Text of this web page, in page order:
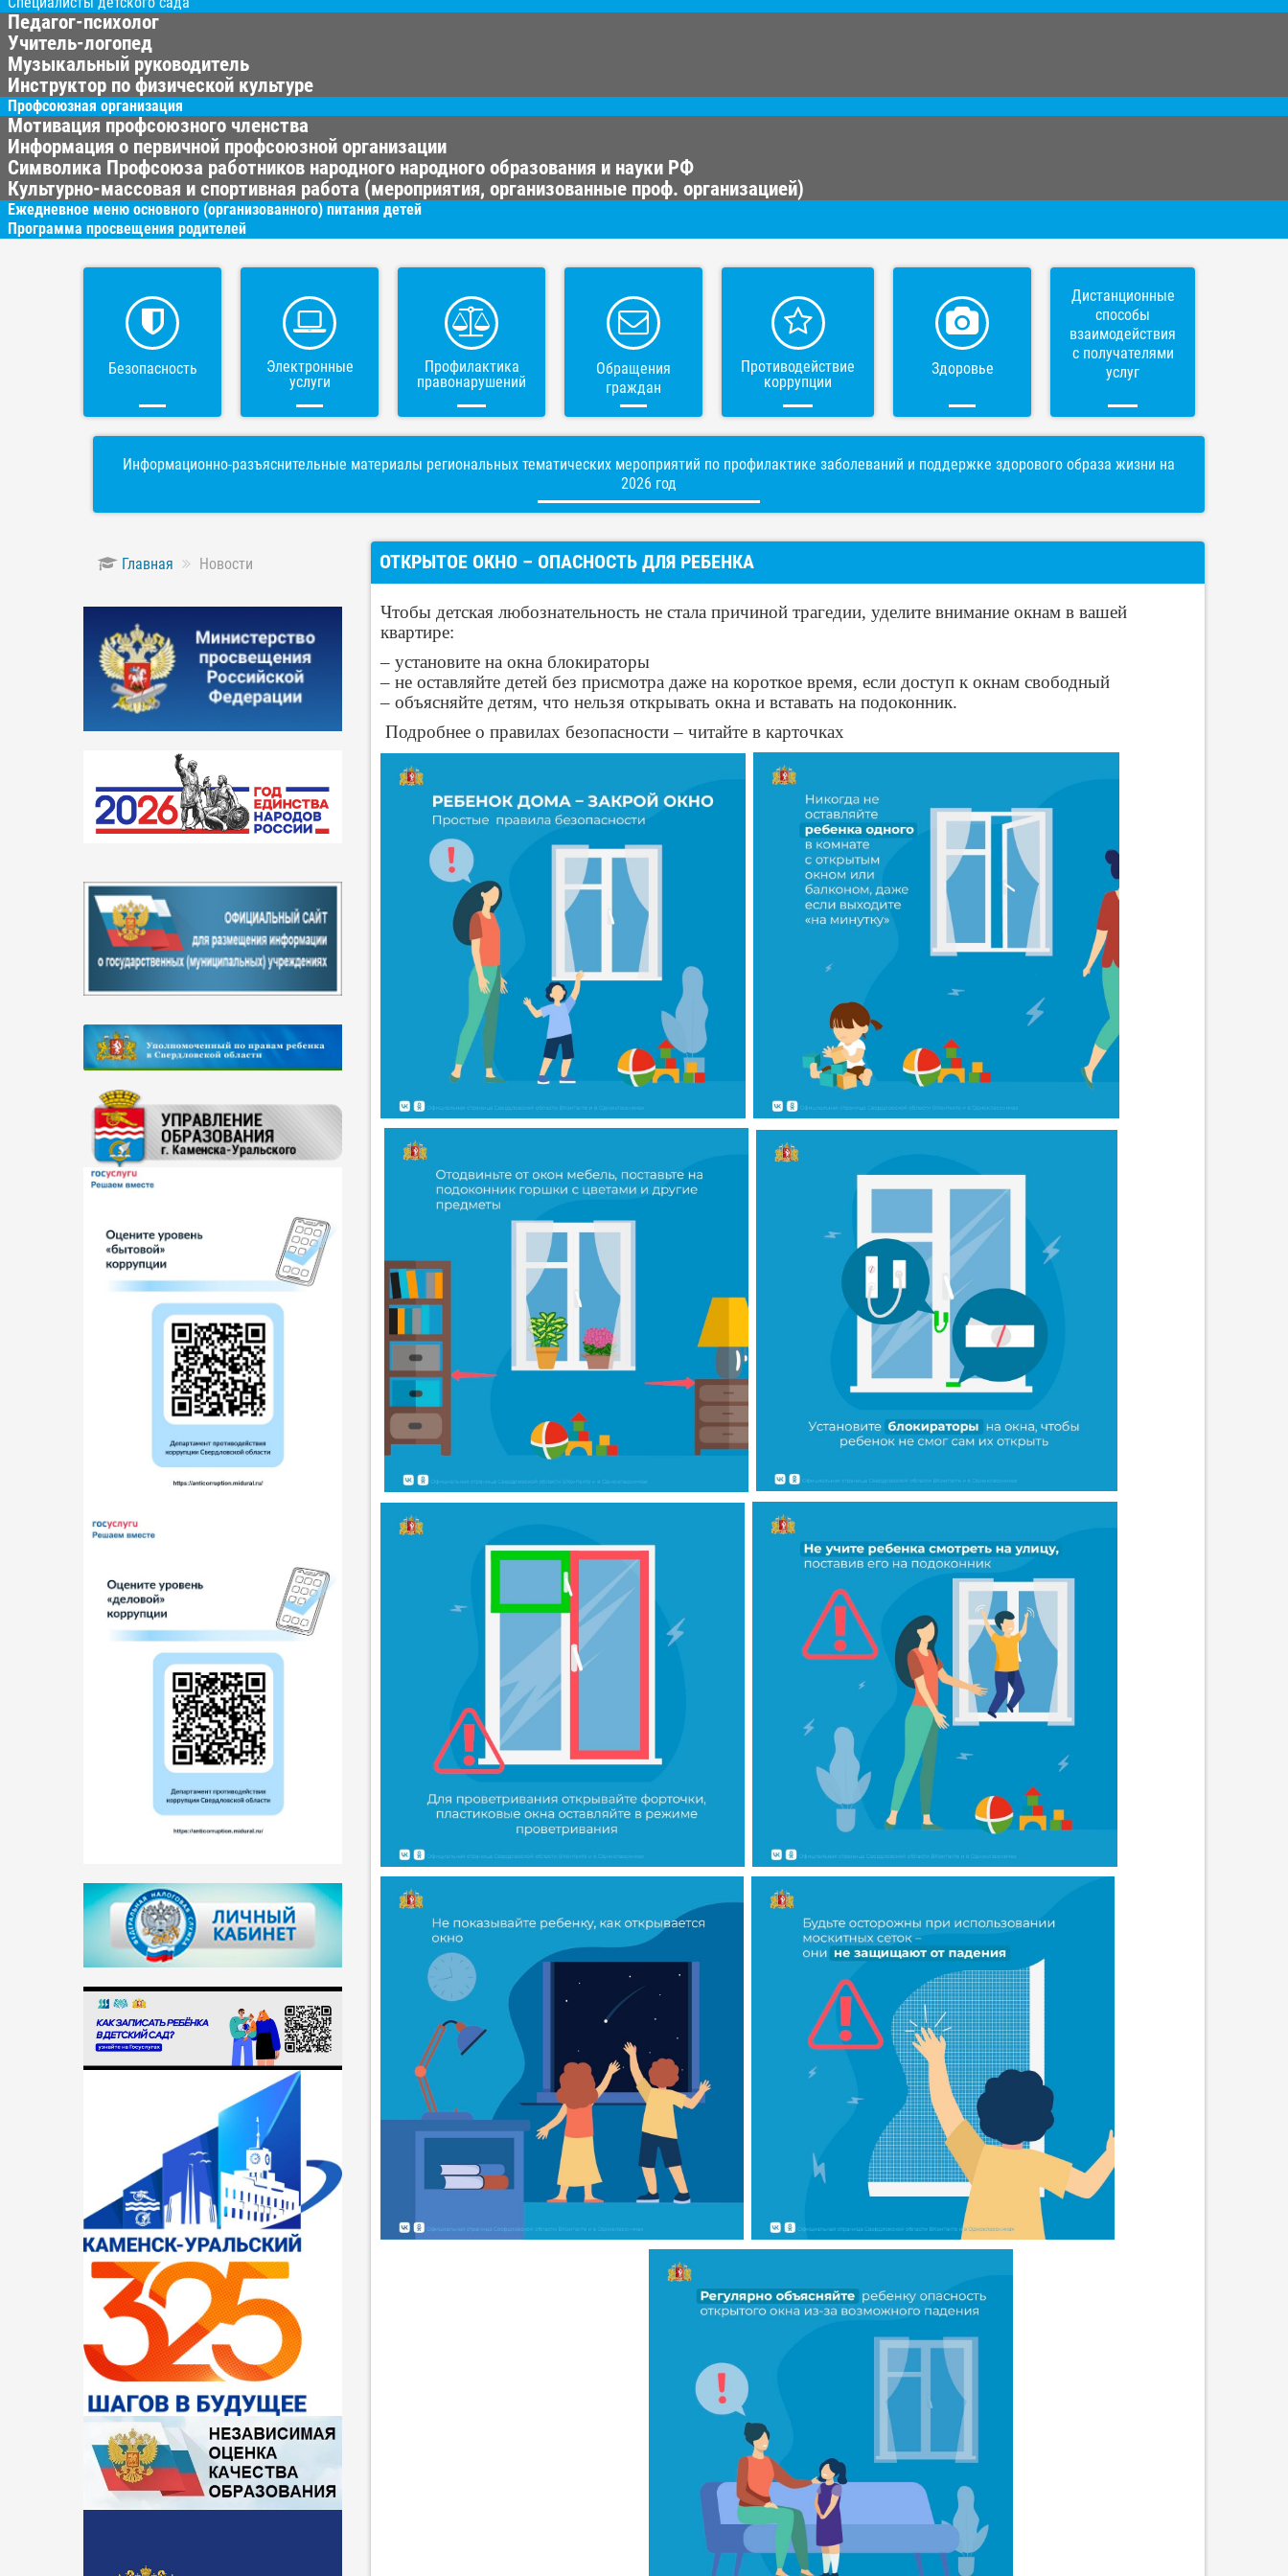
Педагог-психолог
Учитель-логопед
Музыкальный руководитель
Инструктор по физической культуре
Профсоюзная организация
Мотивация профсоюзного членства
Информация о первичной профсоюзной организации
Символика Профсоюза работников народного народного образования и науки РФ
Культурно-массовая и спортивная работа (мероприятия, организованные проф. организацией)
Ежедневное меню основного (организованного) питания детей
Программа просвещения родителей
Безопасность
Электронные
услуги
Профилактика
правонарушений
Обращения
граждан
Противодействие
коррупции
Здоровье
Дистанционные
способы
взаимодействия
с получателями
услуг
Информационно-разъяснительные материалы региональных тематических мероприятий по профилактике заболеваний и поддержке здорового образа жизни на
2026 год
Главная Новости ОТКРЫТОЕ ОКНО – ОПАСНОСТЬ ДЛЯ РЕБЕНКА
Чтобы детская любознательность не стала причиной трагедии, уделите внимание окнам в вашей
квартире:
– установите на окна блокираторы
– не оставляйте детей без присмотра даже на короткое время, если доступ к окнам свободный
– объясняйте детям, что нельзя открывать окна и вставать на подоконник.
Подробнее о правилах безопасности – читайте в карточках